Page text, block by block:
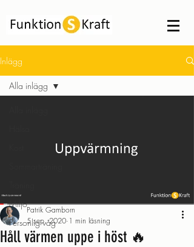
Inlägg
Miljö
Personlig våg
Alla inlägg
Håll värmen uppe i höst 🔥
Patrik Gamborn
5 sep. 2020 1 min läsning